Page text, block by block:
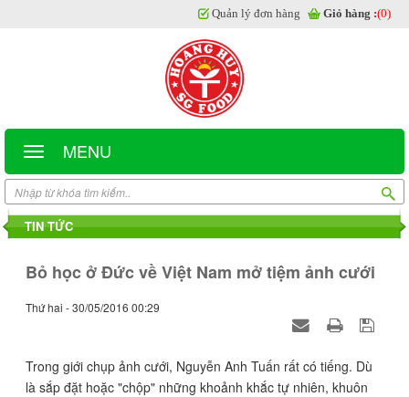
MENU
Quản lý đơn hàng Giỏ hàng :(0)
TIN TỨC
Bỏ học ở Đức về Việt Nam mở tiệm ảnh cưới
Thứ hai - 30/05/2016 00:29
Trong giới chụp ảnh cưới, Nguyễn Anh Tuấn rất có tiếng. Dù
là sắp đặt hoặc "chộp" những khoảnh khắc tự nhiên, khuôn